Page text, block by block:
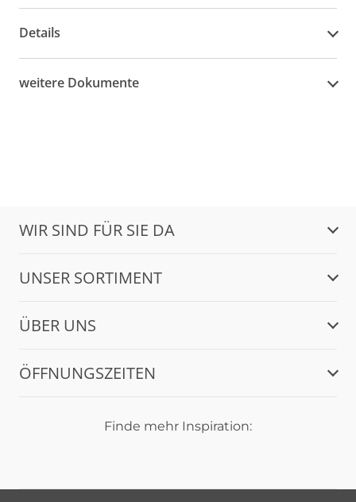
Details
weitere Dokumente
WIR SIND FÜR SIE DA
UNSER SORTIMENT
ÜBER UNS
ÖFFNUNGSZEITEN
Finde mehr Inspiration: